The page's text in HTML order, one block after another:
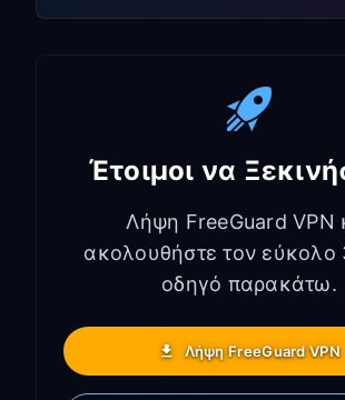
Έτοιμοι να
Λήψη FreeGuard VPN
ακολουθήστε τον εύκολο
οδηγό παρακάτω.
Λήψη FreeGuard VPN